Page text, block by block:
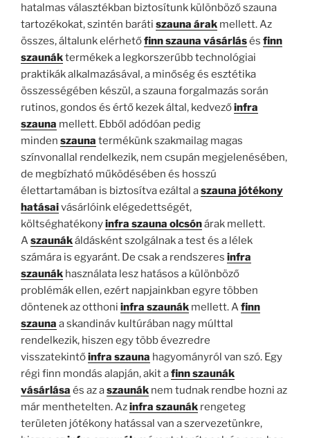
hatalmas választékban biztosítunk különböző szauna
tartozékokat, szintén baráti szauna árak mellett. Az
összes, általunk elérhetőfinn szauna vásárlásés finn
szaunáktermékek a legkorszerűbb technológiai
praktikák alkalmazásával, a minőség és esztétika
összességében készül, a szauna forgalmazás során
rutinos, gondos és értő kezek által, kedvezőinfra
szauna mellett. Ebből adódóan pedig
minden szauna termékünk szakmailag magas
színvonallal rendelkezik, nem csupán megjelenésében,
de megbízható működésében és hosszú
élettartamában is biztosítva ezáltal aszauna jótékony
hatásaivásárlóink elégedettségét,
költséghatékonyinfra szauna olcsónárak mellett.
Aszaunákáldásként szolgálnak a test és a lélek
számára is egyaránt. De csak a rendszeres infra
szaunák használata lesz hatásos a különböző
problémák ellen, ezért napjainkban egyre többen
döntenek az otthoni infra szaunák mellett. Afinn
szauna a skandináv kultúrában nagy múlttal
rendelkezik, hiszen egy több évezredre
visszatekintőinfra szauna hagyományról van szó. Egy
régi finn mondás alapján, akit afinn szaunák
vásárlása és az aszaunák nem tudnak rendbe hozni az
már menthetelten. Azinfra szaunák rengeteg
területen jótékony hatással van a szervezetünkre,